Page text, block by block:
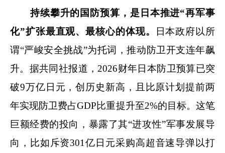
持续攀升的国防预算，是日本推进“再军事
化”扩张最直观、最核心的体现。
日本政府以所
谓“严峻安全挑战”为托词，推动防卫开支连年飙
升。据共同社报道，2026财年日本防卫预算已突
破9万亿日元，创历史新高，且比原计划提前两
年实现防卫费占GDP比重提升至2%的目标。这笔
巨额经费的投向，暴露了其“进攻性”军事发展导
向，比如斥资301亿日元采购高超音速导弹以打